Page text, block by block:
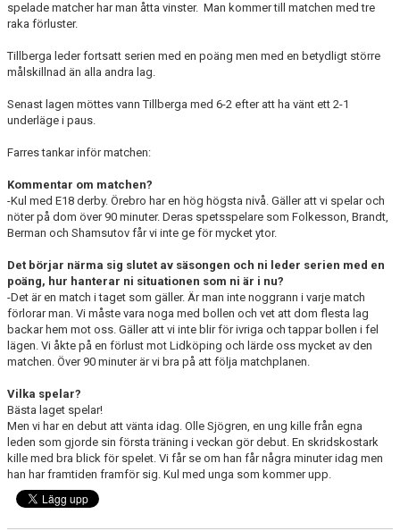
spelade matcher har man åtta vinster. Man kommer till matchen med tre
raka förluster.
Tillberga leder fortsatt serien med en poäng men med en betydligt större
målskillnad än alla andra lag.
Senast lagen möttes vann Tillberga med 6-2 efter att ha vänt ett 2-1
underläge i paus.
Farres tankar inför matchen:
Kommentar om matchen?
-Kul med E18 derby. Örebro har en hög högsta nivå. Gäller att vi spelar och
nöter på dom över 90 minuter. Deras spetsspelare som Folkesson, Brandt,
Berman och Shamsutov får vi inte ge för mycket ytor.
Det börjar närma sig slutet av säsongen och ni leder serien med en
poäng, hur hanterar ni situationen som ni är i nu?
-Det är en match i taget som gäller. Är man inte noggrann i varje match
förlorar man. Vi måste vara noga med bollen och vet att dom flesta lag
backar hem mot oss. Gäller att vi inte blir för ivriga och tappar bollen i fel
lägen. Vi åkte på en förlust mot Lidköping och lärde oss mycket av den
matchen. Över 90 minuter är vi bra på att följa matchplanen.
Vilka spelar?
Bästa laget spelar!
Men vi har en debut att vänta idag. Olle Sjögren, en ung kille från egna
leden som gjorde sin första träning i veckan gör debut. En skridskostark
kille med bra blick för spelet. Vi får se om han får några minuter idag men
han har framtiden framför sig. Kul med unga som kommer upp.